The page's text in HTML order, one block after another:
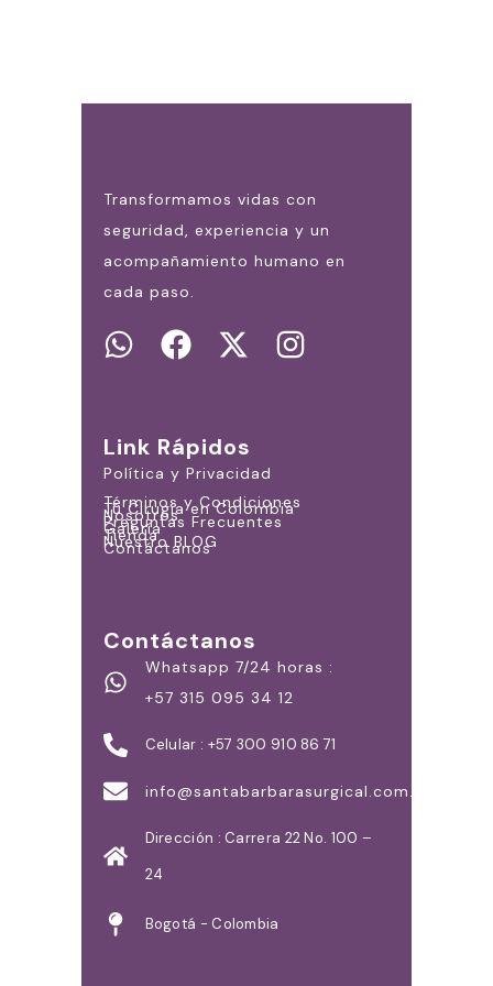
Transformamos vidas con
seguridad, experiencia y un
acompañamiento humano en
cada paso.
Link Rápidos
Política y Privacidad
Términos y Condiciones
Tú Cirugía en Colombia
Nosotros
Preguntas Frecuentes
Galería
Tienda
Nuestro BLOG
Contáctanos
Contáctanos
Whatsapp 7/24 horas :
+57 315 095 34 12
Celular : +57 300 910 86 71
info@santabarbarasurgical.com.co
Dirección : Carrera 22 No. 100 –
24
Bogotá - Colombia